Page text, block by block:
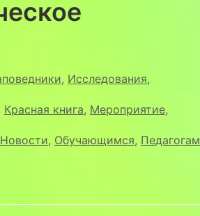
, Исследования,
Красная книга, Мероприятие,
Новости, Обучающимся, Педагогам